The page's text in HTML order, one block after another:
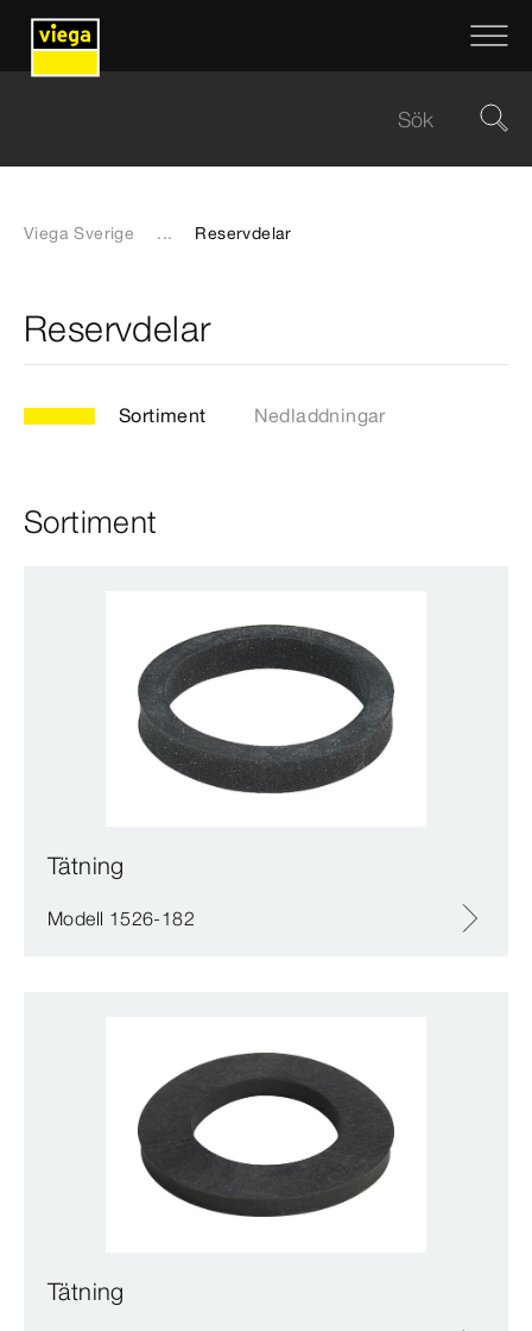
Viega Sverige ... Reservdelar
Reservdelar
Sortiment Nedladdningar
Sortiment
Tätning
Modell 1526-182
Tätning